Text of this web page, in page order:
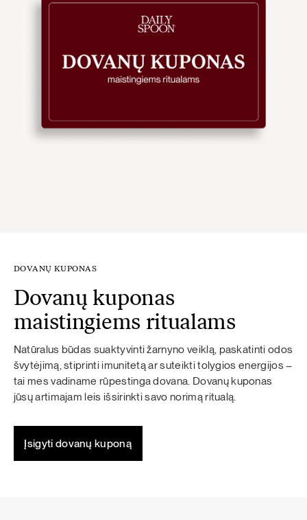
DOVANŲ KUPONAS
Dovanų kuponas
maistingiems ritualams
Natūralus būdas suaktyvinti žarnyno veiklą, paskatinti odos
švytėjimą, stiprinti imunitetą ar suteikti tolygios energijos –
tai mes vadiname rūpestinga dovana. Dovanų kuponas
jūsų artimajam leis išsirinkti savo norimą ritualą.
Įsigyti dovanų kuponą